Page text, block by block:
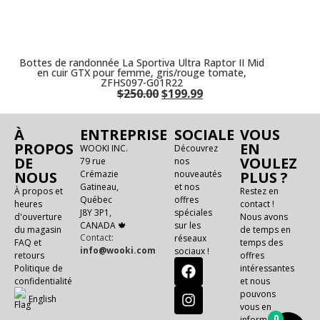
Bottes de randonnée La Sportiva Ultra Raptor II Mid
en cuir GTX pour femme, gris/rouge tomate,
ZFHS097-G01R22
$250.00$199.99
À
PROPOS
DE
NOUS
À propos et
heures
d'ouverture
du magasin
FAQ et
retours
Politique de
confidentialité
English
ENTREPRISE
WOOKI INC.
79 rue
Crémazie
Gatineau,
Québec
J8Y 3P1,
CANADA 🍁
Contact:
info@wooki.com
SOCIALE
Découvrez
nos
nouveautés
et nos
offres
spéciales
sur les
réseaux
sociaux !
VOUS
EN
VOULEZ
PLUS ?
Restez en
contact !
Nous avons
de temps en
temps des
offres
intéressantes
et nous
pouvons
vous en